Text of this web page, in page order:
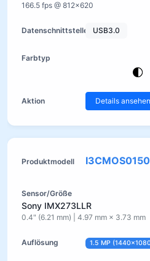
166.5 fps @ 812×620
USB3.0
Details ansehen
Sony IMX273LLR
0.4" (6.21 mm) | 4.97 mm × 3.73 mm
1.5 MP